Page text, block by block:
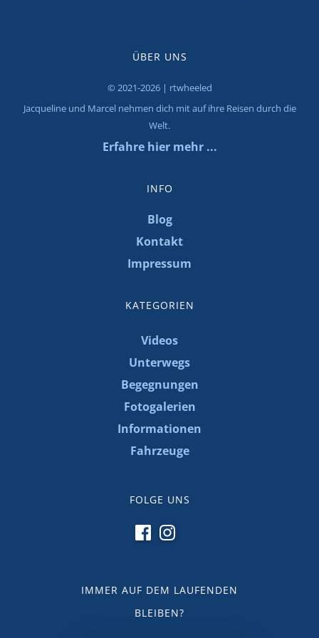
ÜBER UNS
© 2021-2026 | rtwheeled
Jacqueline und Marcel nehmen dich mit auf ihre Reisen durch die
Welt.
Erfahre hier mehr ...
INFO
Blog
Kontakt
Impressum
KATEGORIEN
Videos
Unterwegs
Begegnungen
Fotogalerien
Informationen
Fahrzeuge
FOLGE UNS
IMMER AUF DEM LAUFENDEN
BLEIBEN?